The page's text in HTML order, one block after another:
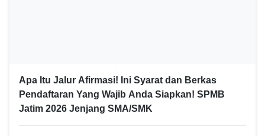
Apa Itu Jalur Afirmasi! Ini Syarat dan Berkas
Pendaftaran Yang Wajib Anda Siapkan! SPMB
Jatim 2026 Jenjang SMA/SMK